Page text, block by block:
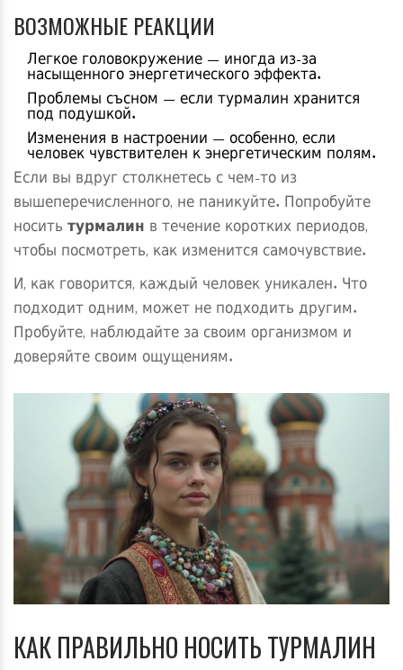
ВОЗМОЖНЫЕ РЕАКЦИИ
Легкое головокружение — иногда из-за
насыщенного энергетического эффекта.
Проблемы съсном — если турмалин хранится
под подушкой.
Изменения в настроении — особенно, если
человек чувствителен к энергетическим полям.
Если вы вдруг столкнетесь с чем-то из
вышеперечисленного, не паникуйте. Попробуйте
носить турмалин в течение коротких периодов,
чтобы посмотреть, как изменится самочувствие.
И, как говорится, каждый человек уникален. Что
подходит одним, может не подходить другим.
Пробуйте, наблюдайте за своим организмом и
доверяйте своим ощущениям.
КАК ПРАВИЛЬНО НОСИТЬ ТУРМАЛИН